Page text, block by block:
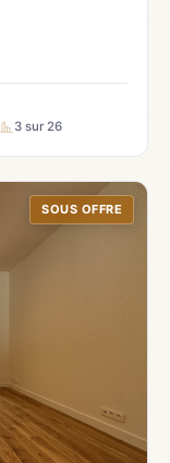
3 sur 26
SOUS OFFRE